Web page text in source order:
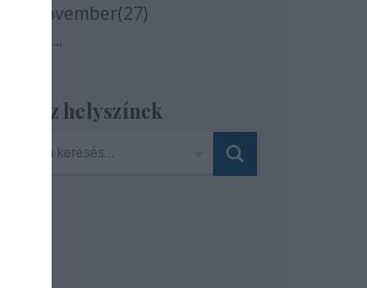
2019 november(27)
...
Szinház helyszínek